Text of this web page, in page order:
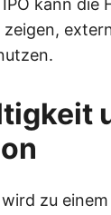
kann die
zu